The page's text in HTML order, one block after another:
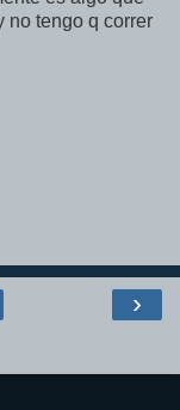
no tengo q correr
›